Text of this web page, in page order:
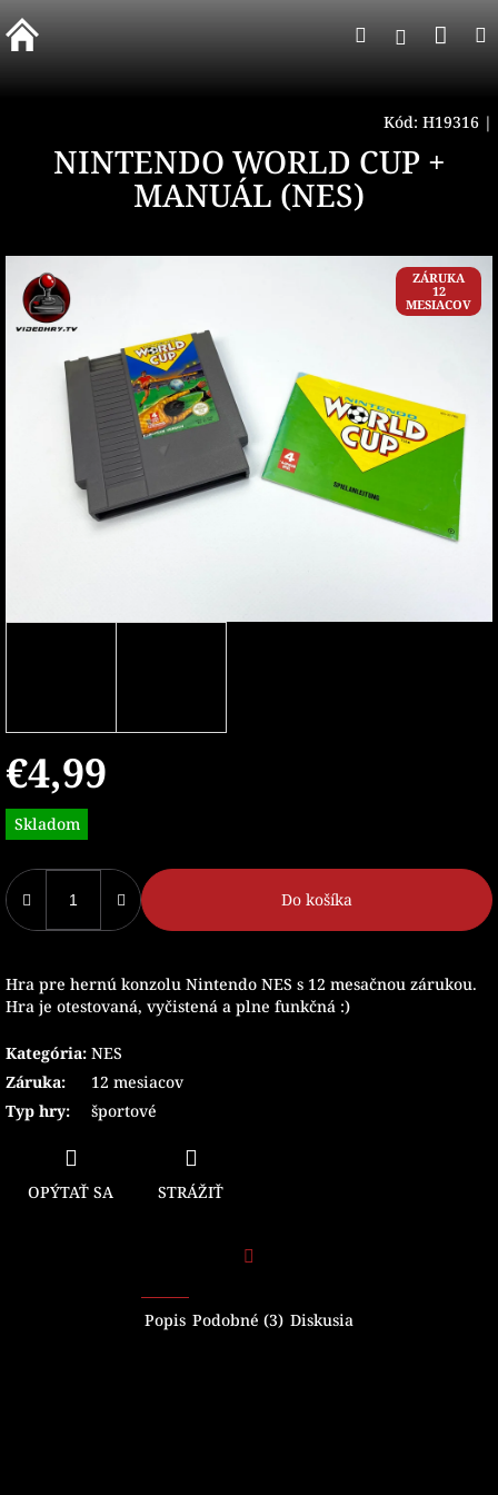
na
obsah
Hľadať
Kód: H19316 |
NINTENDO WORLD CUP +
MANUÁL (NES)
ZÁRUKA
12
MESIACOV
€4,99
Jednotková
cena:
Skladom
Do košíka
Hra pre hernú konzolu Nintendo NES s 12 mesačnou zárukou.
Hra je otestovaná, vyčistená a plne funkčná :)
Kategória: NES
Záruka:
12 mesiacov
Typ hry: športové
OPÝTAŤ SA STRÁŽIŤ
Popis Podobné (3) Diskusia